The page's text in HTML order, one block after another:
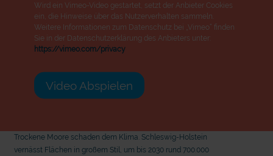
oder "Deppen der "Wir bauen Cherson wieder auf" - Optimismus in der
Wird ein Vimeo-Video gestartet, setzt der Anbieter Cookies
ein, die Hinweise über das Nutzerverhalten sammeln.
Weitere Informationen zum Datenschutz bei „Vimeo“ finden
Sie in der Datenschutzerklärung des Anbieters unter:
https://vimeo.com/privacy
Video Abspielen
Trockene Moore schaden dem Klima. Schleswig-Holstein
vernässt Flächen in großem Stil, um bis 2030 rund 700.000